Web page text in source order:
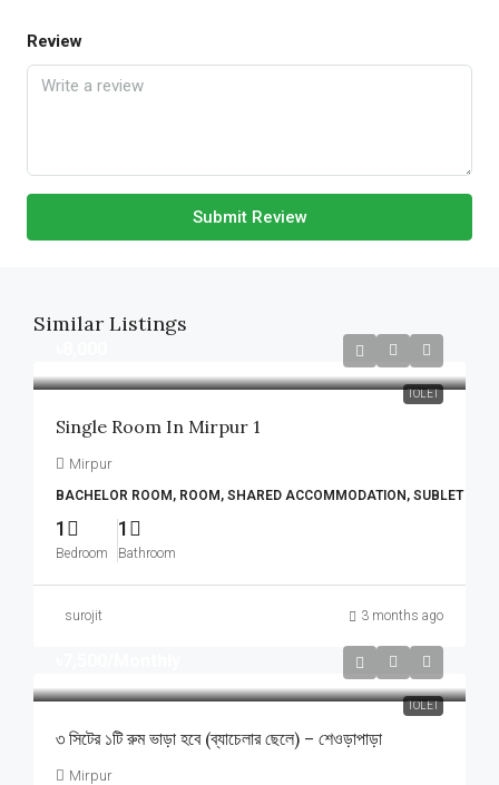
Review
Submit Review
Similar Listings
TOLET
Single Room In Mirpur 1
Mirpur
BACHELOR ROOM, ROOM, SHARED ACCOMMODATION, SUBLET
1
Bedroom
1
Bathroom
surojit 3 months ago
TOLET
৩ সিটের ১টি রুম ভাড়া হবে (ব্যাচেলার ছেলে) – শেওড়াপাড়া
Mirpur